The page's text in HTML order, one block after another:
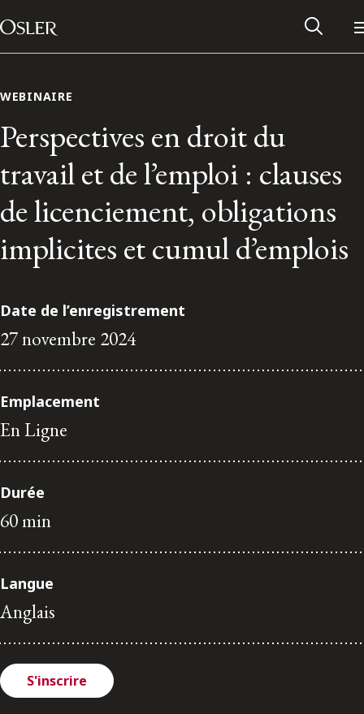
Passer au contenu
Main Navigation
Réseau des anciens d’Osler
Contactez-nous
ENGLISH
S’abonner aux articles Osler
S’abonner
WEBINAIRE
Perspectives en droit du
travail et de l’emploi : clauses
de licenciement, obligations
implicites et cumul d’emplois
Date de l’enregistrement
27 novembre 2024
Emplacement
En Ligne
Durée
60 min
Langue
Anglais
S'inscrire